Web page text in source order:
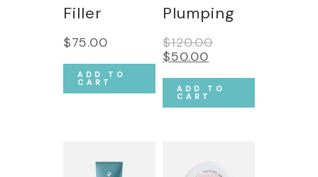
Filler
$75.00
ADD TO
CART
Plumping
$120.00
$50.00
ADD TO
CART